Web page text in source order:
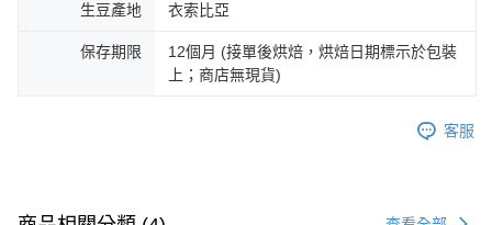
生豆產地 衣索比亞
保存期限
12個月 (接單後烘焙，烘焙日期標示於包裝
上；商店無現貨)
客服